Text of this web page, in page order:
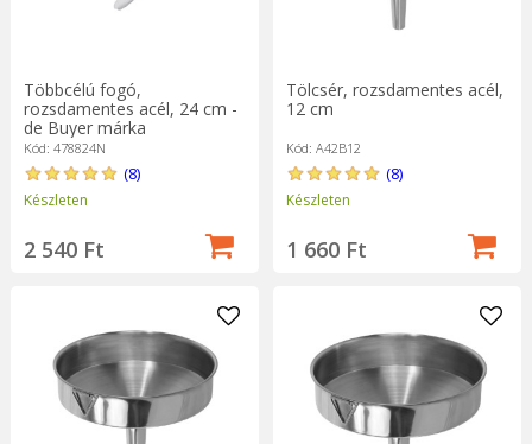
Többcélú fogó,
rozsdamentes acél, 24 cm -
de Buyer márka
Kód: 478824N
(8)
Készleten
2 540 Ft
Tölcsér, rozsdamentes acél,
12 cm
Kód: A42B12
(8)
Készleten
1 660 Ft